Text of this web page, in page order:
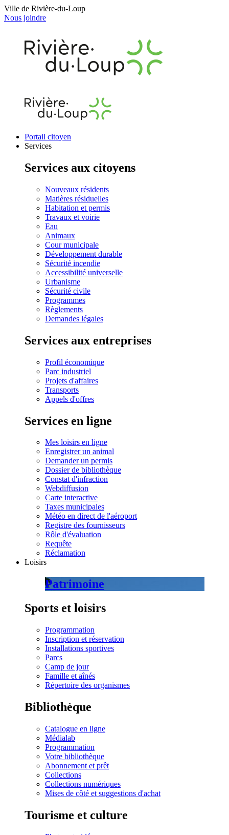
Ville de Rivière-du-Loup
Nous joindre
Portail citoyen
Services
Services aux citoyens
Nouveaux résidents
Matières résiduelles
Habitation et permis
Travaux et voirie
Eau
Animaux
Cour municipale
Développement durable
Sécurité incendie
Accessibilité universelle
Urbanisme
Sécurité civile
Programmes
Règlements
Demandes légales
Services aux entreprises
Profil économique
Parc industriel
Projets d'affaires
Transports
Appels d'offres
Services en ligne
Mes loisirs en ligne
Enregistrer un animal
Demander un permis
Dossier de bibliothèque
Constat d'infraction
Webdiffusion
Carte interactive
Taxes municipales
Météo en direct de l'aéroport
Registre des fournisseurs
Rôle d'évaluation
Requête
Réclamation
Loisirs
Patrimoine
Sports et loisirs
Programmation
Inscription et réservation
Installations sportives
Parcs
Camp de jour
Famille et aînés
Répertoire des organismes
Bibliothèque
Catalogue en ligne
Médialab
Programmation
Votre bibliothèque
Abonnement et prêt
Collections
Collections numériques
Mises de côté et suggestions d'achat
Tourisme et culture